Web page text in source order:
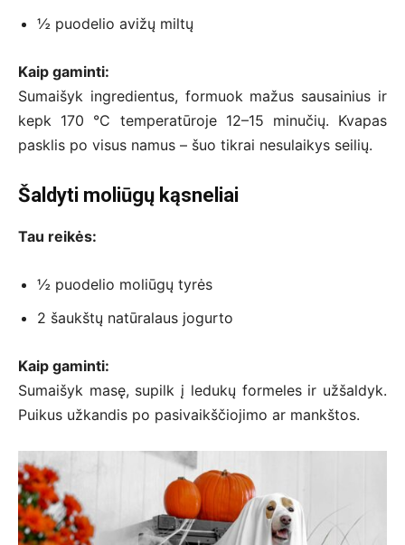
½ puodelio avižų miltų
Kaip gaminti:
Sumaišyk ingredientus, formuok mažus sausainius ir
kepk 170 °C temperatūroje 12–15 minučių. Kvapas
pasklis po visus namus – šuo tikrai nesulaikys seilių.
Šaldyti moliūgų kąsneliai
Tau reikės:
½ puodelio moliūgų tyrės
2 šaukštų natūralaus jogurto
Kaip gaminti:
Sumaišyk masę, supilk į ledukų formeles ir užšaldyk.
Puikus užkandis po pasivaikščiojimo ar mankštos.